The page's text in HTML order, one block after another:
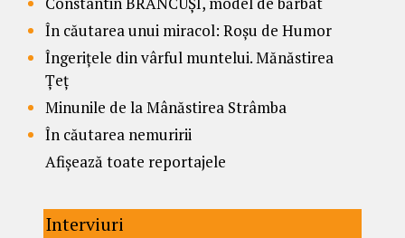
În căutarea unui miracol: Roșu de Humor
Îngerițele din vârful muntelui. Mănăstirea
Țeț
Minunile de la Mânăstirea Strâmba
În căutarea nemuririi
Afișează toate reportajele
Interviuri